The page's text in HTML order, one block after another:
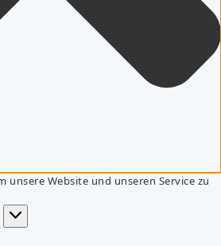
unsere Website und unseren Service zu